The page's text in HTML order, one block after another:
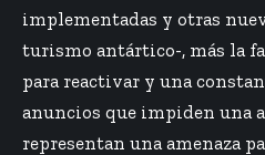
implementadas y otras
turismo antártico-, más la
para reactivar y una
anuncios que impiden una
representan una amenaza